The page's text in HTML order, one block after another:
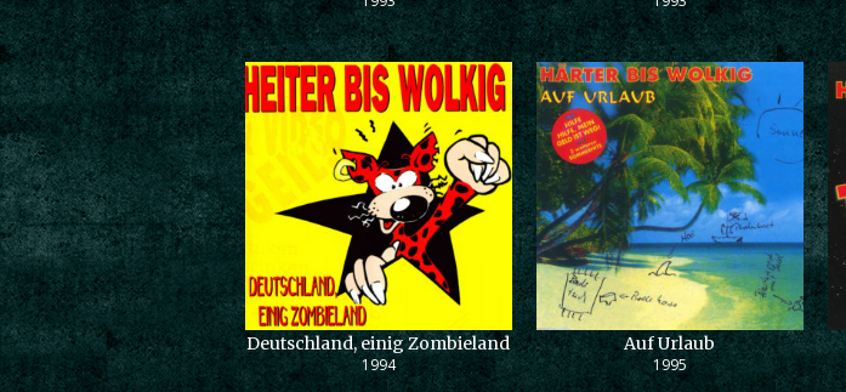
Deutschland, einig Zombieland
1994
Auf Urlaub
1995